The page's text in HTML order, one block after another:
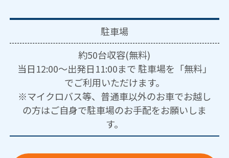
駐車場
約50台収容(無料)
当日12:00～出発日11:00まで 駐車場を「無料」
でご利用いただけます。
※マイクロバス等、普通車以外のお車でお越し
の方はご自身で駐車場のお手配をお願いしま
す。